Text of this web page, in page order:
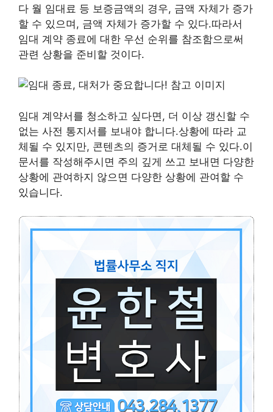
다 월 임대료 등 보증금액의 경우, 금액 자체가 증가
할 수 있으며, 금액 자체가 증가할 수 있다.따라서
임대 계약 종료에 대한 우선 순위를 참조함으로써
관련 상황을 준비할 것이다.
임대 계약서를 청소하고 싶다면, 더 이상 갱신할 수
없는 사전 통지서를 보내야 합니다.상황에 따라 교
체될 수 있지만, 콘텐츠의 증거로 대체될 수 있다.이
문서를 작성해주시면 주의 깊게 쓰고 보내면 다양한
상황에 관여하지 않으면 다양한 상황에 관여할 수
있습니다.